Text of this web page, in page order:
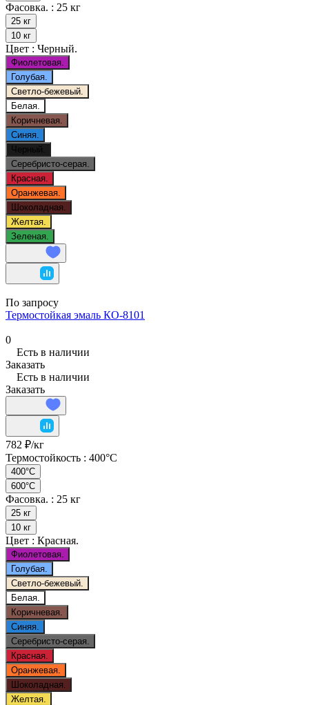
Фасовка. : 25 кг
25 кг
10 кг
Цвет : Черный.
Фиолетовая.
Голубая.
Светло-бежевый.
Белая.
Коричневая.
Синяя.
Черный.
Серебристо-серая.
Красная.
Оранжевая.
Шоколадная.
Желтая.
Зеленая.
По запросу
Термостойкая эмаль КО-8101
0
Есть в наличии
Заказать
Есть в наличии
Заказать
782 ₽/кг
Термостойкость : 400°C
400°C
600°C
Фасовка. : 25 кг
25 кг
10 кг
Цвет : Красная.
Фиолетовая.
Голубая.
Светло-бежевый.
Белая.
Коричневая.
Синяя.
Серебристо-серая.
Красная.
Оранжевая.
Шоколадная.
Желтая.